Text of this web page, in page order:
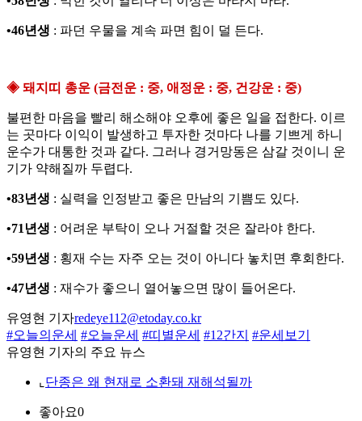
•46년생 : 파던 우물을 계속 파면 힘이 덜 든다.
◈ 돼지띠 총운 (금전운 : 중, 애정운 : 중, 건강운 : 중)
불편한 마음을 빨리 해소해야 오후에 좋은 일을 접한다. 이르
는 곳마다 이익이 발생하고 투자한 것마다 나를 기쁘게 하니
운수가 대통한 것과 같다. 그러나 경거망동은 삼갈 것이니 운
기가 약해질까 두렵다.
•83년생 : 실력을 인정받고 좋은 만남의 기쁨도 있다.
•71년생 : 어려운 부탁이 오나 거절할 것은 잘라야 한다.
•59년생 : 횡재 수는 자주 오는 것이 아니다 놓치면 후회한다.
•47년생 : 재수가 좋으니 열어놓으면 많이 들어온다.
유영현 기자redeye112@etoday.co.kr
#오늘의운세 #오늘운세 #띠별운세 #12간지 #운세보기
유영현 기자의 주요 뉴스
⌞ 단종은 왜 현재로 소환돼 재해석될까
좋아요0